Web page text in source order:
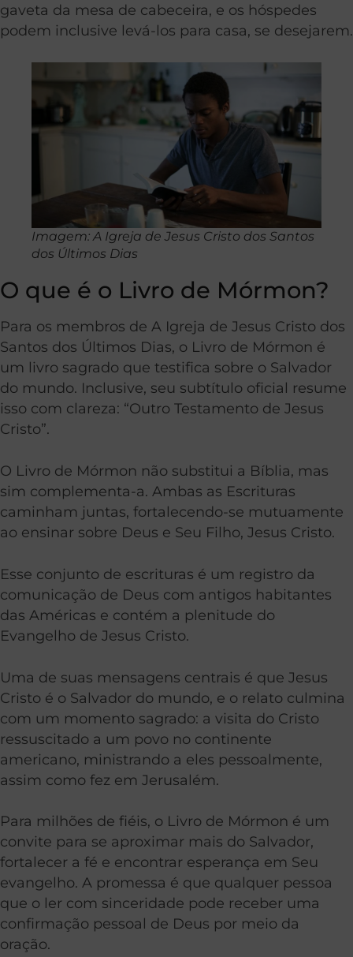
gaveta da mesa de cabeceira, e os hóspedes
podem inclusive levá-los para casa, se desejarem.
Imagem: A Igreja de Jesus Cristo dos Santos
dos Últimos Dias
O que é o Livro de Mórmon?
Para os membros de A Igreja de Jesus Cristo dos
Santos dos Últimos Dias, o Livro de Mórmon é
um livro sagrado que testifica sobre o Salvador
do mundo. Inclusive, seu subtítulo oficial resume
isso com clareza: “Outro Testamento de Jesus
Cristo”.
O Livro de Mórmon não substitui a Bíblia, mas
sim complementa-a. Ambas as Escrituras
caminham juntas, fortalecendo-se mutuamente
ao ensinar sobre Deus e Seu Filho, Jesus Cristo.
Esse conjunto de escrituras é um registro da
comunicação de Deus com antigos habitantes
das Américas e contém a plenitude do
Evangelho de Jesus Cristo.
Uma de suas mensagens centrais é que Jesus
Cristo é o Salvador do mundo, e o relato culmina
com um momento sagrado: a visita do Cristo
ressuscitado a um povo no continente
americano, ministrando a eles pessoalmente,
assim como fez em Jerusalém.
Para milhões de fiéis, o Livro de Mórmon é um
convite para se aproximar mais do Salvador,
fortalecer a fé e encontrar esperança em Seu
evangelho. A promessa é que qualquer pessoa
que o ler com sinceridade pode receber uma
confirmação pessoal de Deus por meio da
oração.